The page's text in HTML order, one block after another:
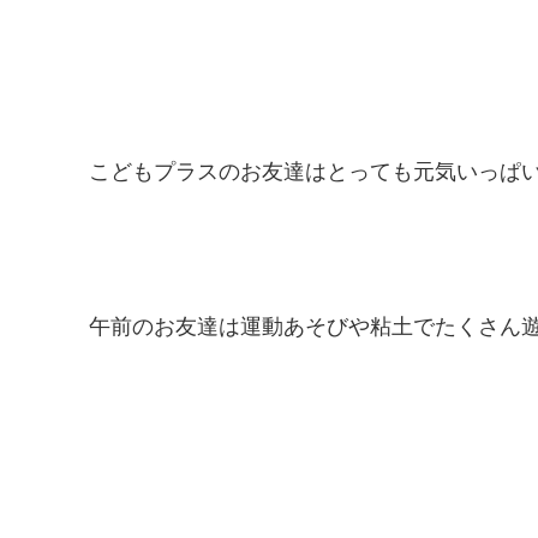
こどもプラスのお友達はとっても元気いっぱ
午前のお友達は運動あそびや粘土でたくさん